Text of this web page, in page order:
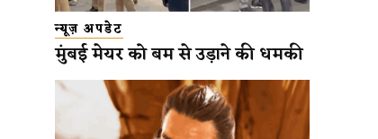
न्यूज़ अपडेट
मुंबई मेयर को बम से उड़ाने की धमकी